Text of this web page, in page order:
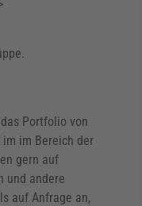
das Portfolio von
im im Bereich der
gern auf
und andere
auf Anfrage an,